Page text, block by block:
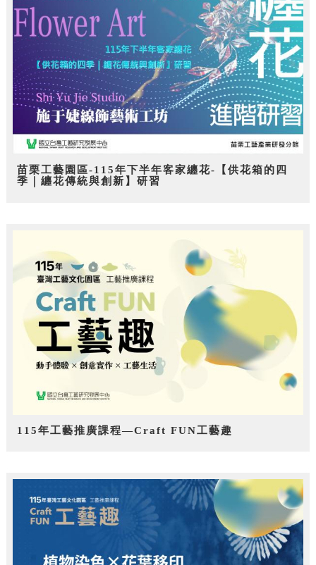
苗栗工藝園區-115年下半年客家纏花-【供花箱的四
季｜纏花傳統與創新】研習
115年工藝推廣課程—Craft FUN工藝趣